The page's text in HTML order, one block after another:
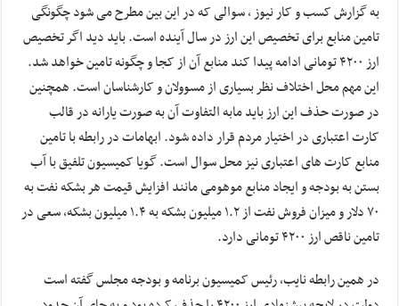
به گزارش کسب و کار نیوز ، سوالی که در این بین مطرح می شود چگونگی
تامین منابع برای تخصیص این ارز در سال آینده است. باید دید اگر تخصیص
ارز ۴۲۰۰ تومانی ادامه پیدا کند منابع آن از کجا و چگونه تامین خواهد شد.
این مهم محل اختلاف نظر بسیاری از مسوولان و کارشناسان است. همچنین
در صورت حذف این ارز باید مابه التفاوت آن به صورت یارانه در قالب
کارت اعتباری در اختیار مردم قرار داده شود. ابهامات در رابطه با تامین
منابع کارت های اعتباری نیز محل سوال است. گویا کمیسیون تلفیق با آب
بستن به بودجه و ایجاد منابع موهومی مانند افزایش قیمت هر بشکه نفت به
۷۰ دلار و میزان فروش نفت از ۱.۲ میلیون بشکه به ۱.۴ میلیون بشکه، سعی در
تامین ناقص ارز ۴۲۰۰ تومانی دارد.
در همین رابطه نایب، رئیس کمیسیون برنامه و بودجه مجلس گفته است